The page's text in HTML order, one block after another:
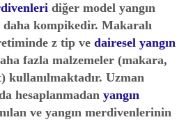
diğer model yangın
kompikedir. Makaralı
z tip ve dairesel yangın
fazla malzemeler (makara,
kullanılmaktadır. Uzman
hesaplanmadan yangın
ve yangın merdivenlerinin